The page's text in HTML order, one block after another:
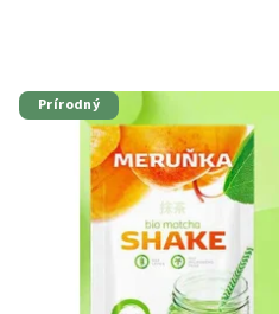
Prírodný